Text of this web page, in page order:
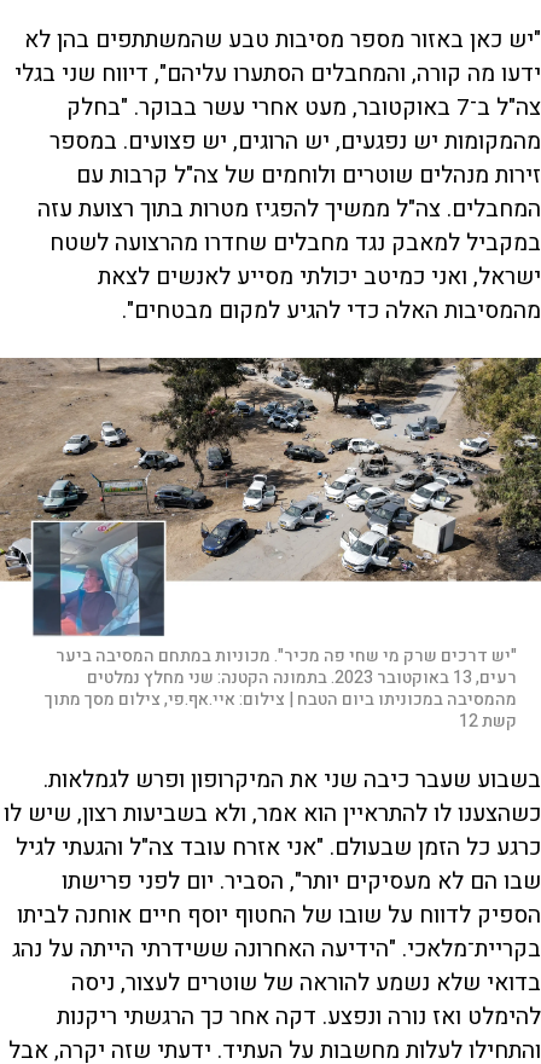
"יש כאן באזור מספר מסיבות טבע שהמשתתפים בהן לא
ידעו מה קורה, והמחבלים הסתערו עליהם", דיווח שני בגלי
צה"ל ב־7 באוקטובר, מעט אחרי עשר בבוקר. "בחלק
מהמקומות יש נפגעים, יש הרוגים, יש פצועים. במספר
זירות מנהלים שוטרים ולוחמים של צה"ל קרבות עם
המחבלים. צה"ל ממשיך להפגיז מטרות בתוך רצועת עזה
במקביל למאבק נגד מחבלים שחדרו מהרצועה לשטח
ישראל, ואני כמיטב יכולתי מסייע לאנשים לצאת
מהמסיבות האלה כדי להגיע למקום מבטחים".
"יש דרכים שרק מי שחי פה מכיר". מכוניות במתחם המסיבה ביער
רעים, 13 באוקטובר 2023. בתמונה הקטנה: שני מחלץ נמלטים
מהמסיבה במכוניתו ביום הטבח | צילום:איי.אף.פי, צילום מסך מתוך
קשת 12
בשבוע שעבר כיבה שני את המיקרופון ופרש לגמלאות.
כשהצענו לו להתראיין הוא אמר, ולא בשביעות רצון, שיש לו
כרגע כל הזמן שבעולם. "אני אזרח עובד צה"ל והגעתי לגיל
שבו הם לא מעסיקים יותר", הסביר. יום לפני פרישתו
הספיק לדווח על שובו של החטוף יוסף חיים אוחנה לביתו
בקריית־מלאכי. "הידיעה האחרונה ששידרתי הייתה על נהג
בדואי שלא נשמע להוראה של שוטרים לעצור, ניסה
להימלט ואז נורה ונפצע. דקה אחר כך הרגשתי ריקנות
והתחילו לעלות מחשבות על העתיד. ידעתי שזה יקרה, אבל